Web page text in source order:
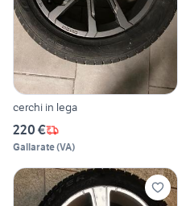
cerchi in lega
220 €
Gallarate(VA)